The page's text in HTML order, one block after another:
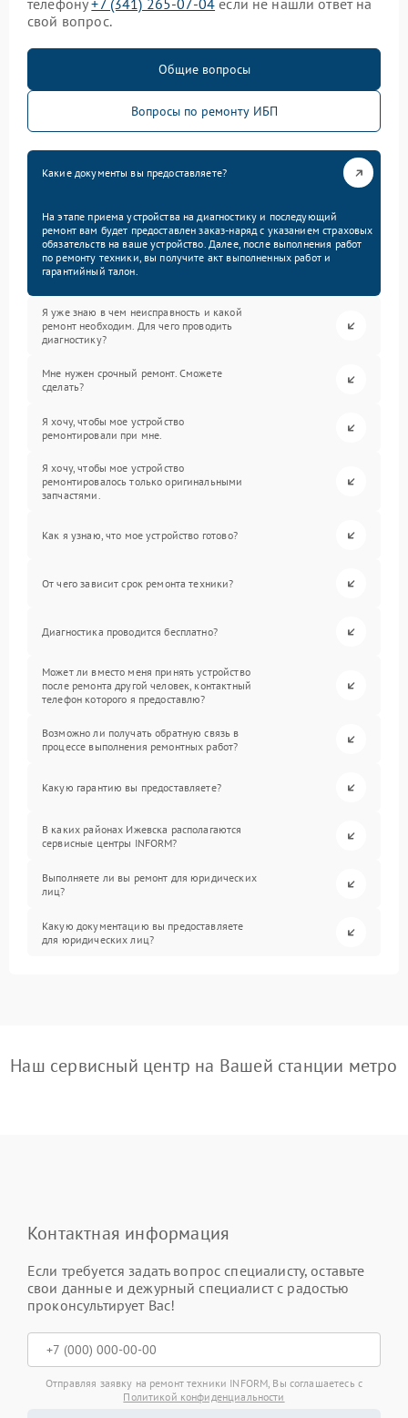
телефону+7 (341) 265-07-04 если не нашли ответ на
свой вопрос.
Общие вопросы
Вопросы по ремонту ИБП
Какие документы вы предоставляете?
На этапе приема устройства на диагностику и последующий
ремонт вам будет предоставлен заказ-наряд с указанием страховых
обязательств на ваше устройство. Далее, после выполнения работ
по ремонту техники, вы получите акт выполненных работ и
гарантийный талон.
Я уже знаю в чем неисправность и какой
ремонт необходим. Для чего проводить
диагностику?
Мне нужен срочный ремонт. Сможете
сделать?
Я хочу, чтобы мое устройство
ремонтировали при мне.
Я хочу, чтобы мое устройство
ремонтировалось только оригинальными
запчастями.
Как я узнаю, что мое устройство готово?
От чего зависит срок ремонта техники?
Диагностика проводится бесплатно?
Может ли вместо меня принять устройство
после ремонта другой человек, контактный
телефон которого я предоставлю?
Возможно ли получать обратную связь в
процессе выполнения ремонтных работ?
Какую гарантию вы предоставляете?
В каких районах Ижевска располагаются
сервисные центры INFORM?
Выполняете ли вы ремонт для юридических
лиц?
Какую документацию вы предоставляете
для юридических лиц?
Наш сервисный центр на Вашей станции метро
Контактная информация
Если требуется задать вопрос специалисту, оставьте
свои данные и дежурный специалист с радостью
проконсультирует Вас!
Отправляя заявку на ремонт техники INFORM, Вы соглашаетесь с
Политикой конфиденциальности